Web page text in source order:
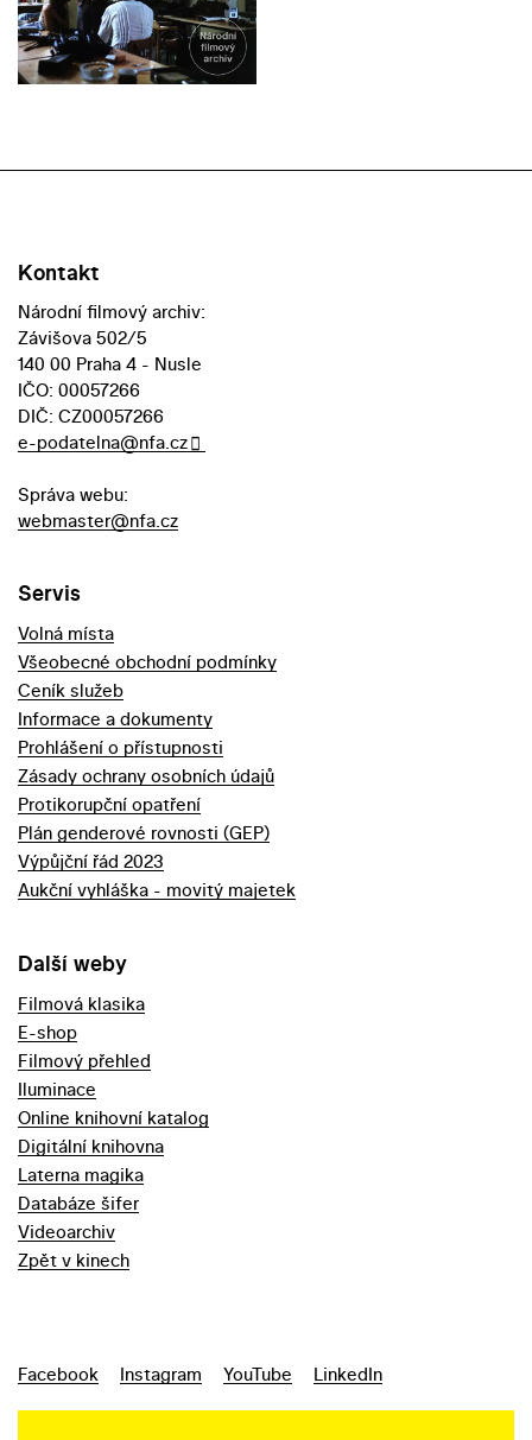
Kontakt
Národní filmový archiv:
Závišova 502/5
140 00 Praha 4 - Nusle
IČO: 00057266
DIČ: CZ00057266
e-podatelna@nfa.cz
Správa webu:
webmaster@nfa.cz
Servis
Volná místa
Všeobecné obchodní podmínky
Ceník služeb
Informace a dokumenty
Prohlášení o přístupnosti
Zásady ochrany osobních údajů
Protikorupční opatření
Plán genderové rovnosti (GEP)
Výpůjční řád 2023
Aukční vyhláška - movitý majetek
Další weby
Filmová klasika
E-shop
Filmový přehled
Iluminace
Online knihovní katalog
Digitální knihovna
Laterna magika
Databáze šifer
Videoarchiv
Zpět v kinech
Facebook Instagram YouTube LinkedIn